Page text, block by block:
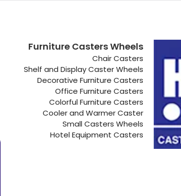
Furniture Casters Wheels
Chair Casters
Shelf and Display Caster Wheels
Decorative Furniture Casters
Office Furniture Casters
Colorful Furniture Casters
Cooler and Warmer Caster
Small Casters Wheels
Hotel Equipment Casters